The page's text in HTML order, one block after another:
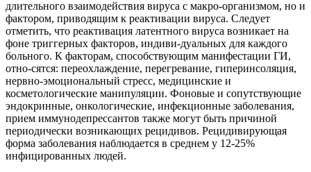
длительного взаимодействия вируса с макро-организмом, но и
фактором, приводящим к реактивации вируса. Следует
отметить, что реактивация латентного вируса возникает на
фоне триггерных факторов, индиви-дуальных для каждого
больного. К факторам, способствующим манифестации ГИ,
отно-сятся: переохлаждение, перегревание, гиперинсоляция,
нервно-эмоциональный стресс, медицинские и
косметологические манипуляции. Фоновые и сопутствующие
эндокринные, онкологические, инфекционные заболевания,
прием иммунодепрессантов также могут быть причиной
периодически возникающих рецидивов. Рецидивирующая
форма заболевания наблюдается в среднем у 12-25%
инфицированных людей.